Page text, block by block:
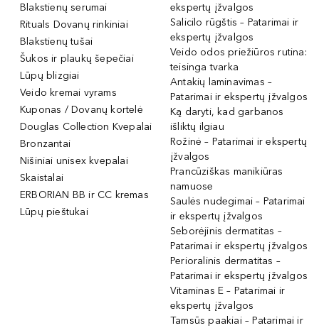
Blakstienų serumai
Rituals Dovanų rinkiniai
Blakstienų tušai
Šukos ir plaukų šepečiai
Lūpų blizgiai
Veido kremai vyrams
Kuponas / Dovanų kortelė
Douglas Collection Kvepalai
Bronzantai
Nišiniai unisex kvepalai
Skaistalai
ERBORIAN BB ir CC kremas
Lūpų pieštukai
ekspertų įžvalgos
Salicilo rūgštis – Patarimai ir
ekspertų įžvalgos
Veido odos priežiūros rutina:
teisinga tvarka
Antakių laminavimas –
Patarimai ir ekspertų įžvalgos
Ką daryti, kad garbanos
išliktų ilgiau
Rožinė – Patarimai ir ekspertų
įžvalgos
Prancūziškas manikiūras
namuose
Saulės nudegimai – Patarimai
ir ekspertų įžvalgos
Seborėjinis dermatitas –
Patarimai ir ekspertų įžvalgos
Perioralinis dermatitas –
Patarimai ir ekspertų įžvalgos
Vitaminas E – Patarimai ir
ekspertų įžvalgos
Tamsūs paakiai – Patarimai ir